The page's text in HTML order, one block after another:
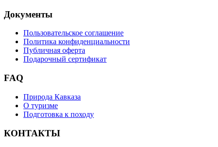
Документы
Пользовательское соглашение
Политика конфиденциальности
Публичная оферта
Подарочный сертификат
FAQ
Природа Кавказа
О туризме
Подготовка к походу
КОНТАКТЫ